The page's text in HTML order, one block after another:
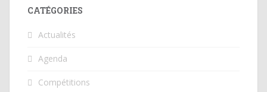
CATÉGORIES
Actualités
Agenda
Compétitions